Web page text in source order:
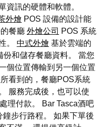
資訊的硬體和軟體。
外燴 POS 設備的設計能
餐廳 外燴公司 POS 系統
。 中式外燴 基於雲端的
份和儲存餐廳資料。 當您
個位置傳輸到另一個位置
看到的，餐廳POS系統
服務完成後，也可以使
理付款。 Bar Tasca酒吧
步行路程。 如果下單後